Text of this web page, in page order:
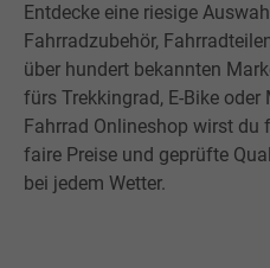
Entdecke eine riesige
Fahrradzubehör,
über hundert bekannten
fürs Trekkingrad, E-Bike
Fahrrad Onlineshop wirst
faire Preise und geprüfte
bei jedem Wetter.